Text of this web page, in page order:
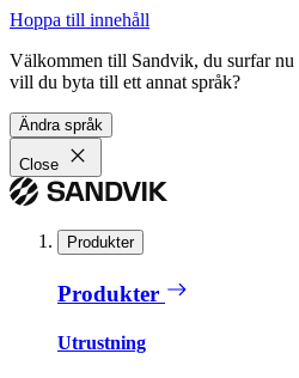
Hoppa till innehåll
Välkommen till Sandvik, du surfar nu
vill du byta till ett annat språk?
Ändra språk
Close
Produkter
Produkter
Utrustning